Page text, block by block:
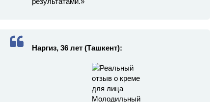
Наргиз, 36 лет (Ташкент):